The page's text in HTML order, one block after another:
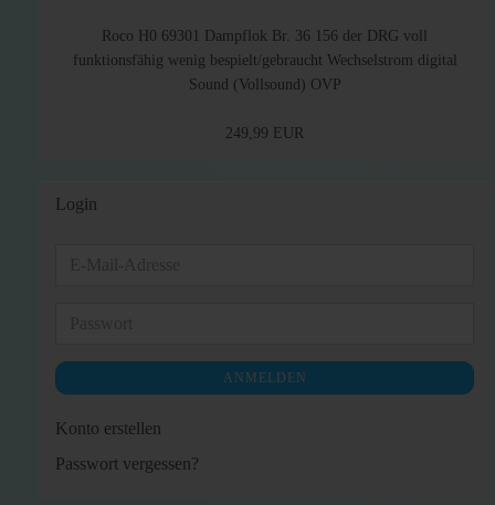
Roco H0 69301 Dampflok Br. 36 156 der DRG voll
funktionsfähig wenig bespielt/gebraucht Wechselstrom digital
Sound (Vollsound) OVP
249,99 EUR
Login
ANMELDEN
Konto erstellen
Passwort vergessen?